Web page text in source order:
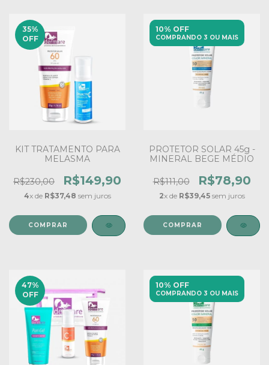
35%
OFF
KIT TRATAMENTO PARA
MELASMA
R$230,00 R$149,90
4x de R$37,48 sem juros
10% OFF
COMPRANDO 3 OU MAIS
PROTETOR SOLAR 45g -
MINERAL BEGE MÉDIO
R$111,00 R$78,90
2x de R$39,45sem juros
47%
OFF
10% OFF
COMPRANDO 3 OU MAIS